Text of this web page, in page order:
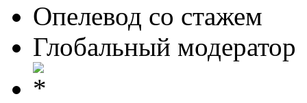
Опелевод со стажем
Глобальный модератор